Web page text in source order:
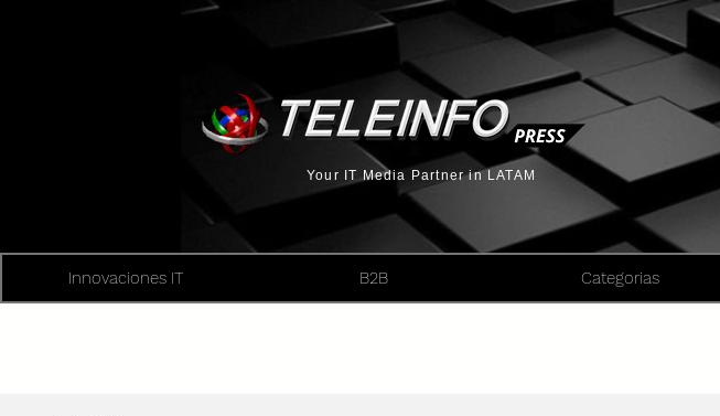
Your IT Media Partner in LATAM
Innovaciones IT B2B Categorias